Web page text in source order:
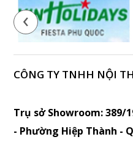
‹
CÔNG TY TNHH NỘI
Trụ sở Showroom: 389/
- Phường Hiệp Thành -